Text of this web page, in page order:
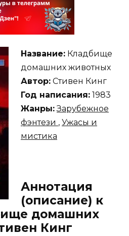
Название: Кладбище
домашних животных
Автор: Стивен Кинг
Год написания: 1983
Жанры: Зарубежное
фэнтези , Ужасы и
мистика
Аннотация
(описание) к
домашних
Кинг